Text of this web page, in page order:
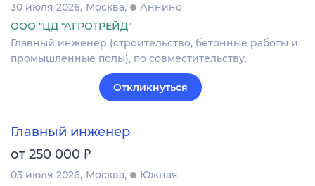
30 июля 2026 Москва
Аннино
ООО "ЦД "АГРОТРЕЙД"
Главный инженер (строительство, бетонные работы и
промышленные полы), по совместительству.
Откликнуться
Главный инженер
от 250 000 ₽
03 июля 2026 Москва
Южная